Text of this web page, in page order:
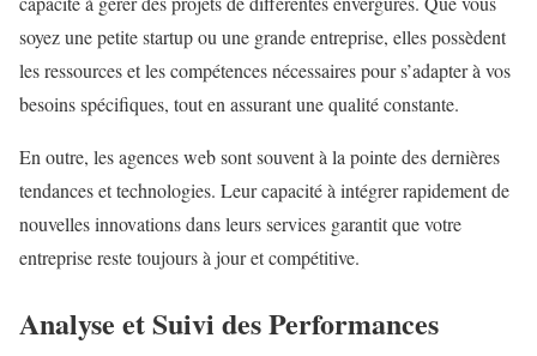
soyez une petite startup ou une grande entreprise, elles possèdent
les ressources et les compétences nécessaires pour s’adapter à vos
besoins spécifiques, tout en assurant une qualité constante.
En outre, les agences web sont souvent à la pointe des dernières
tendances et technologies. Leur capacité à intégrer rapidement de
nouvelles innovations dans leurs services garantit que votre
entreprise reste toujours à jour et compétitive.
Analyse et Suivi des Performances